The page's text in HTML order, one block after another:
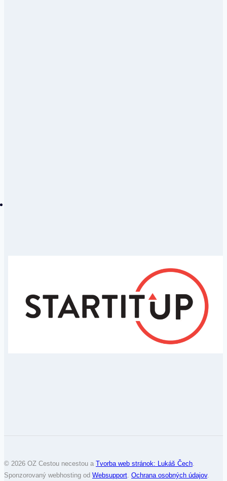
© 2026 OZ Cestou necestou a Tvorba web stránok: Lukáš Čech
Sponzorovaný webhosting od Websupport Ochrana osobných údajov.